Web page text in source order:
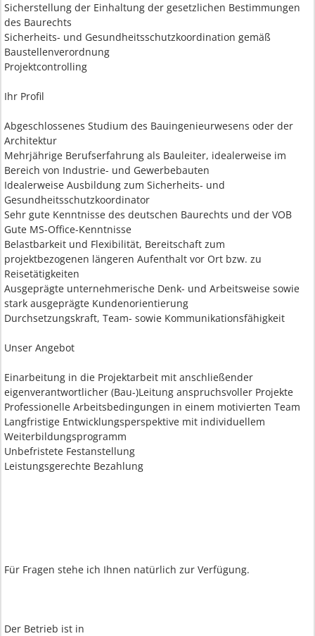
Sicherstellung der Einhaltung der gesetzlichen Bestimmungen
des Baurechts
Sicherheits- und Gesundheitsschutzkoordination gemäß
Baustellenverordnung
Projektcontrolling
Ihr Profil
Abgeschlossenes Studium des Bauingenieurwesens oder der
Architektur
Mehrjährige Berufserfahrung als Bauleiter, idealerweise im
Bereich von Industrie- und Gewerbebauten
Idealerweise Ausbildung zum Sicherheits- und
Gesundheitsschutzkoordinator
Sehr gute Kenntnisse des deutschen Baurechts und der VOB
Gute MS-Office-Kenntnisse
Belastbarkeit und Flexibilität, Bereitschaft zum
projektbezogenen längeren Aufenthalt vor Ort bzw. zu
Reisetätigkeiten
Ausgeprägte unternehmerische Denk- und Arbeitsweise sowie
stark ausgeprägte Kundenorientierung
Durchsetzungskraft, Team- sowie Kommunikationsfähigkeit
Unser Angebot
Einarbeitung in die Projektarbeit mit anschließender
eigenverantwortlicher (Bau-)Leitung anspruchsvoller Projekte
Professionelle Arbeitsbedingungen in einem motivierten Team
Langfristige Entwicklungsperspektive mit individuellem
Weiterbildungsprogramm
Unbefristete Festanstellung
Leistungsgerechte Bezahlung
Für Fragen stehe ich Ihnen natürlich zur Verfügung.
Der Betrieb ist in